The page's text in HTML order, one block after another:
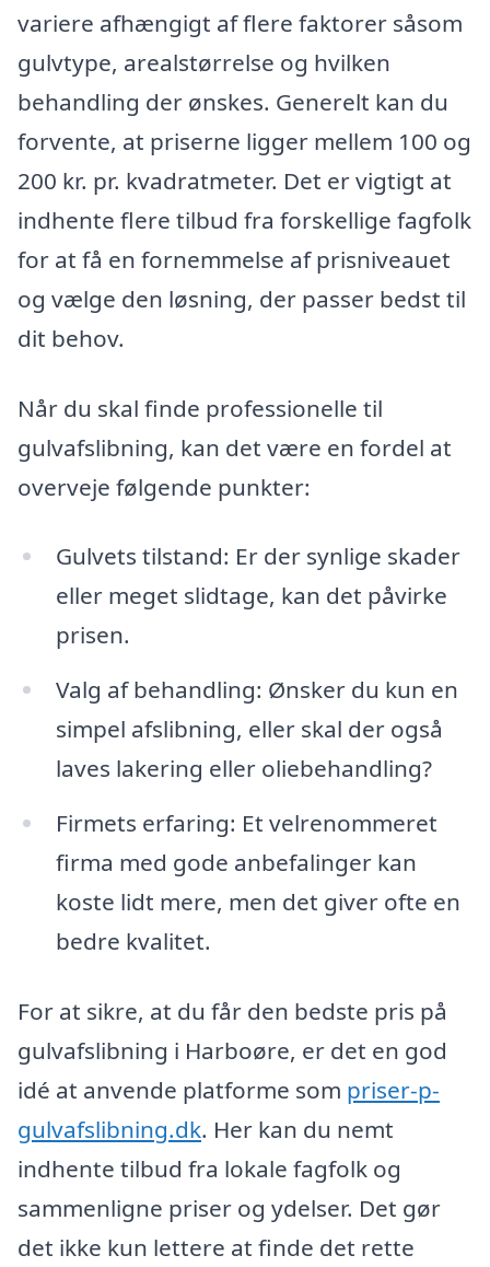
variere afhængigt af flere faktorer såsom
gulvtype, arealstørrelse og hvilken
behandling der ønskes. Generelt kan du
forvente, at priserne ligger mellem 100 og
200 kr. pr. kvadratmeter. Det er vigtigt at
indhente flere tilbud fra forskellige fagfolk
for at få en fornemmelse af prisniveauet
og vælge den løsning, der passer bedst til
dit behov.
Når du skal finde professionelle til
gulvafslibning, kan det være en fordel at
overveje følgende punkter:
Gulvets tilstand: Er der synlige skader
eller meget slidtage, kan det påvirke
prisen.
Valg af behandling: Ønsker du kun en
simpel afslibning, eller skal der også
laves lakering eller oliebehandling?
Firmets erfaring: Et velrenommeret
firma med gode anbefalinger kan
koste lidt mere, men det giver ofte en
bedre kvalitet.
For at sikre, at du får den bedste pris på
gulvafslibning i Harboøre, er det en god
idé at anvende platforme som priser-p-
gulvafslibning.dk. Her kan du nemt
indhente tilbud fra lokale fagfolk og
sammenligne priser og ydelser. Det gør
det ikke kun lettere at finde det rette